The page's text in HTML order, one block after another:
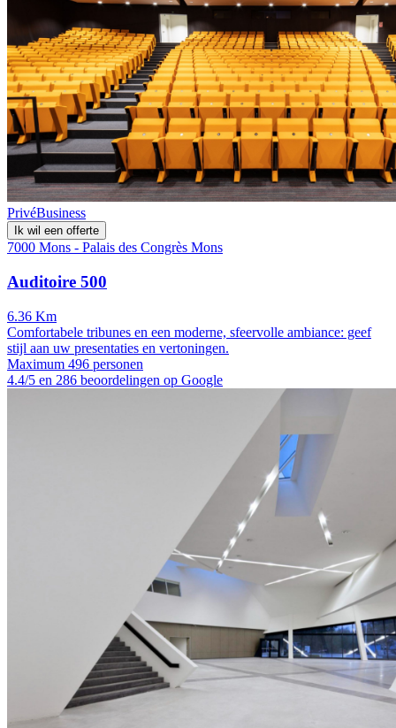
PrivéBusiness
Ik wil een offerte
7000 Mons - Palais des Congrès Mons
Auditoire 500
6.36 Km
Comfortabele tribunes en een moderne, sfeervolle ambiance: geef
stijl aan uw presentaties en vertoningen.
Maximum 496 personen
4.4/5 en 286 beoordelingen op Google